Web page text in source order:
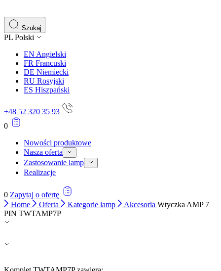
Szukaj
PL Polski
EN Angielski
FR Francuski
DE Niemiecki
RU Rosyjski
ES Hiszpański
+48 52 320 35 93
0
Nowości produktowe
Nasza oferta
Zastosowanie lamp
Realizacje
0 Zapytaj o ofertę
Home
Oferta Kategorie lamp Akcesoria Wtyczka AMP 7
PIN TWTAMP7P
istotne i interesujące dla poszczególnych użytkowników
Nieklasyfikowane
Nieklasyfikowane pliki cookie, to pliki, które są w